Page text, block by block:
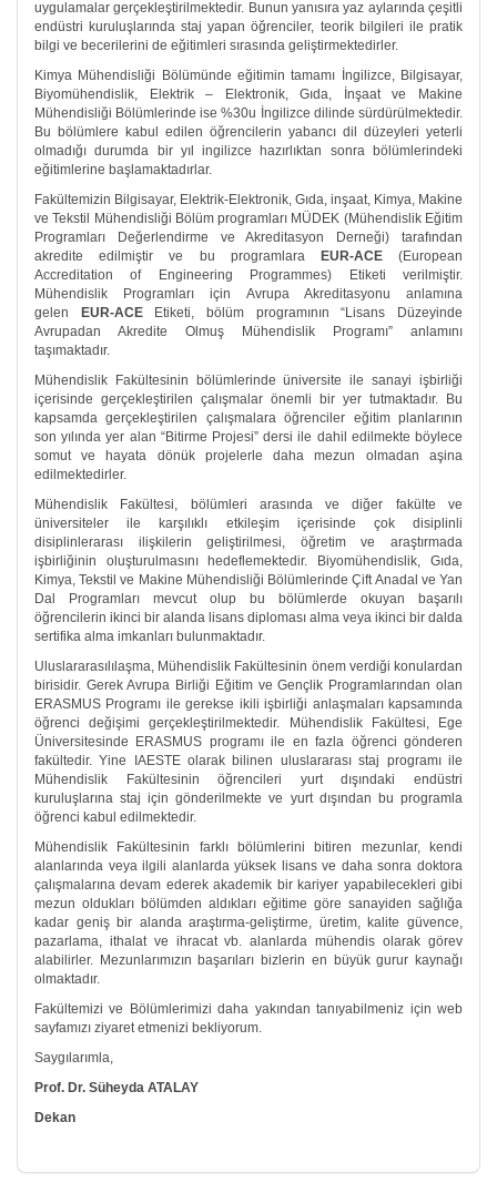
uygulamalar gerçekleştirilmektedir. Bunun yanısıra yaz aylarında çeşitli
endüstri kuruluşlarında staj yapan öğrenciler, teorik bilgileri ile pratik
bilgi ve becerilerini de eğitimleri sırasında geliştirmektedirler.
Kimya Mühendisliği Bölümünde eğitimin tamamı İngilizce, Bilgisayar,
Biyomühendislik, Elektrik – Elektronik, Gıda, İnşaat ve Makine
Mühendisliği Bölümlerinde ise %30u İngilizce dilinde sürdürülmektedir.
Bu bölümlere kabul edilen öğrencilerin yabancı dil düzeyleri yeterli
olmadığı durumda bir yıl ingilizce hazırlıktan sonra bölümlerindeki
eğitimlerine başlamaktadırlar.
Fakültemizin Bilgisayar, Elektrik-Elektronik, Gıda, inşaat, Kimya, Makine
ve Tekstil Mühendisliği Bölüm programları MÜDEK (Mühendislik Eğitim
Programları Değerlendirme ve Akreditasyon Derneği) tarafından
akredite edilmiştir ve bu programlara
EUR-ACE(European
Accreditation of Engineering Programmes) Etiketi verilmiştir.
Mühendislik Programları için Avrupa Akreditasyonu anlamına
gelen
EUR-ACEEtiketi, bölüm programının “Lisans Düzeyinde
Avrupadan Akredite Olmuş Mühendislik Programı” anlamını
taşımaktadır.
Mühendislik Fakültesinin bölümlerinde üniversite ile sanayi işbirliği
içerisinde gerçekleştirilen çalışmalar önemli bir yer tutmaktadır. Bu
kapsamda gerçekleştirilen çalışmalara öğrenciler eğitim planlarının
son yılında yer alan “Bitirme Projesi” dersi ile dahil edilmekte böylece
somut ve hayata dönük projelerle daha mezun olmadan aşina
edilmektedirler.
Mühendislik Fakültesi, bölümleri arasında ve diğer fakülte ve
üniversiteler ile karşılıklı etkileşim içerisinde çok disiplinli
disiplinlerarası ilişkilerin geliştirilmesi, öğretim ve araştırmada
işbirliğinin oluşturulmasını hedeflemektedir. Biyomühendislik, Gıda,
Kimya, Tekstil ve Makine Mühendisliği Bölümlerinde Çift Anadal ve Yan
Dal Programları mevcut olup bu bölümlerde okuyan başarılı
öğrencilerin ikinci bir alanda lisans diploması alma veya ikinci bir dalda
sertifika alma imkanları bulunmaktadır.
Uluslararasılılaşma, Mühendislik Fakültesinin önem verdiği konulardan
birisidir. Gerek Avrupa Birliği Eğitim ve Gençlik Programlarından olan
ERASMUS Programı ile gerekse ikili işbirliği anlaşmaları kapsamında
öğrenci değişimi gerçekleştirilmektedir. Mühendislik Fakültesi, Ege
Üniversitesinde ERASMUS programı ile en fazla öğrenci gönderen
fakültedir. Yine IAESTE olarak bilinen uluslararası staj programı ile
Mühendislik Fakültesinin öğrencileri yurt dışındaki endüstri
kuruluşlarına staj için gönderilmekte ve yurt dışından bu programla
öğrenci kabul edilmektedir.
Mühendislik Fakültesinin farklı bölümlerini bitiren mezunlar, kendi
alanlarında veya ilgili alanlarda yüksek lisans ve daha sonra doktora
çalışmalarına devam ederek akademik bir kariyer yapabilecekleri gibi
mezun oldukları bölümden aldıkları eğitime göre sanayiden sağlığa
kadar geniş bir alanda araştırma-geliştirme, üretim, kalite güvence,
pazarlama, ithalat ve ihracat vb. alanlarda mühendis olarak görev
alabilirler. Mezunlarımızın başarıları bizlerin en büyük gurur kaynağı
olmaktadır.
Fakültemizi ve Bölümlerimizi daha yakından tanıyabilmeniz için web
sayfamızı ziyaret etmenizi bekliyorum.
Saygılarımla,
Prof. Dr. Süheyda ATALAY
Dekan